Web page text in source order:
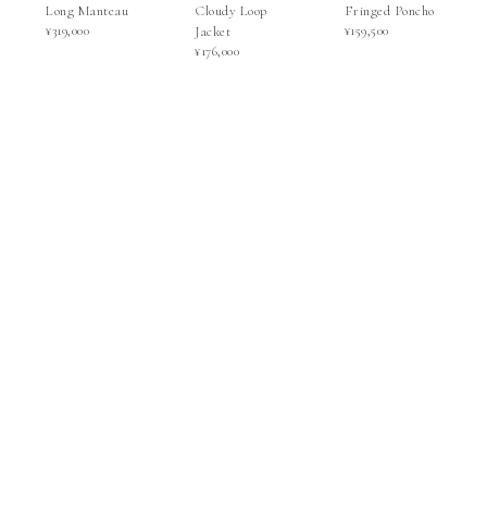
Long Manteau
¥319,000
Cloudy Loop
Jacket
¥176,000
Fringed Poncho
¥159,500